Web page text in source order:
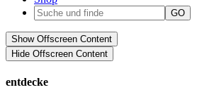
Show Offscreen Content
Hide Offscreen Content
entdecke